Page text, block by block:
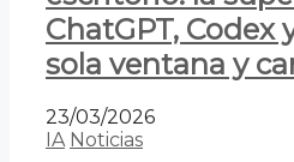
ChatGPT, Codex
sola ventana y
23/03/2026
IA Noticias